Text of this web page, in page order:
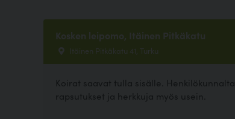
Kosken leipomo, Itäinen Pitkäkatu
Itäinen Pitkäkatu 41, Turku
Koirat saavat tulla sisälle. Henkilökunnalta
rapsutukset ja herkkuja myös usein.